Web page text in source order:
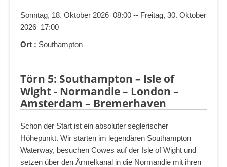
Sonntag, 18. Oktober 2026 08:00 -- Freitag, 30. Oktober
2026 17:00
Ort : Southampton
Törn 5: Southampton – Isle of
Wight - Normandie – London –
Amsterdam – Bremerhaven
Schon der Start ist ein absoluter seglerischer
Höhepunkt. Wir starten im legendären Southampton
Waterway, besuchen Cowes auf der Isle of Wight und
setzen über den Ärmelkanal in die Normandie mit ihren